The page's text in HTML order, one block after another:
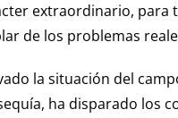
extraordinario,
de los problemas
la situación del
ha disparado los